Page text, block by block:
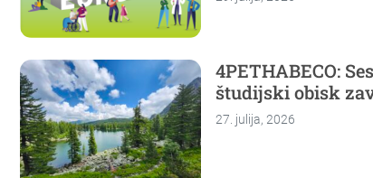
4PETHABECO:
študijski obisk
27. julija, 2026